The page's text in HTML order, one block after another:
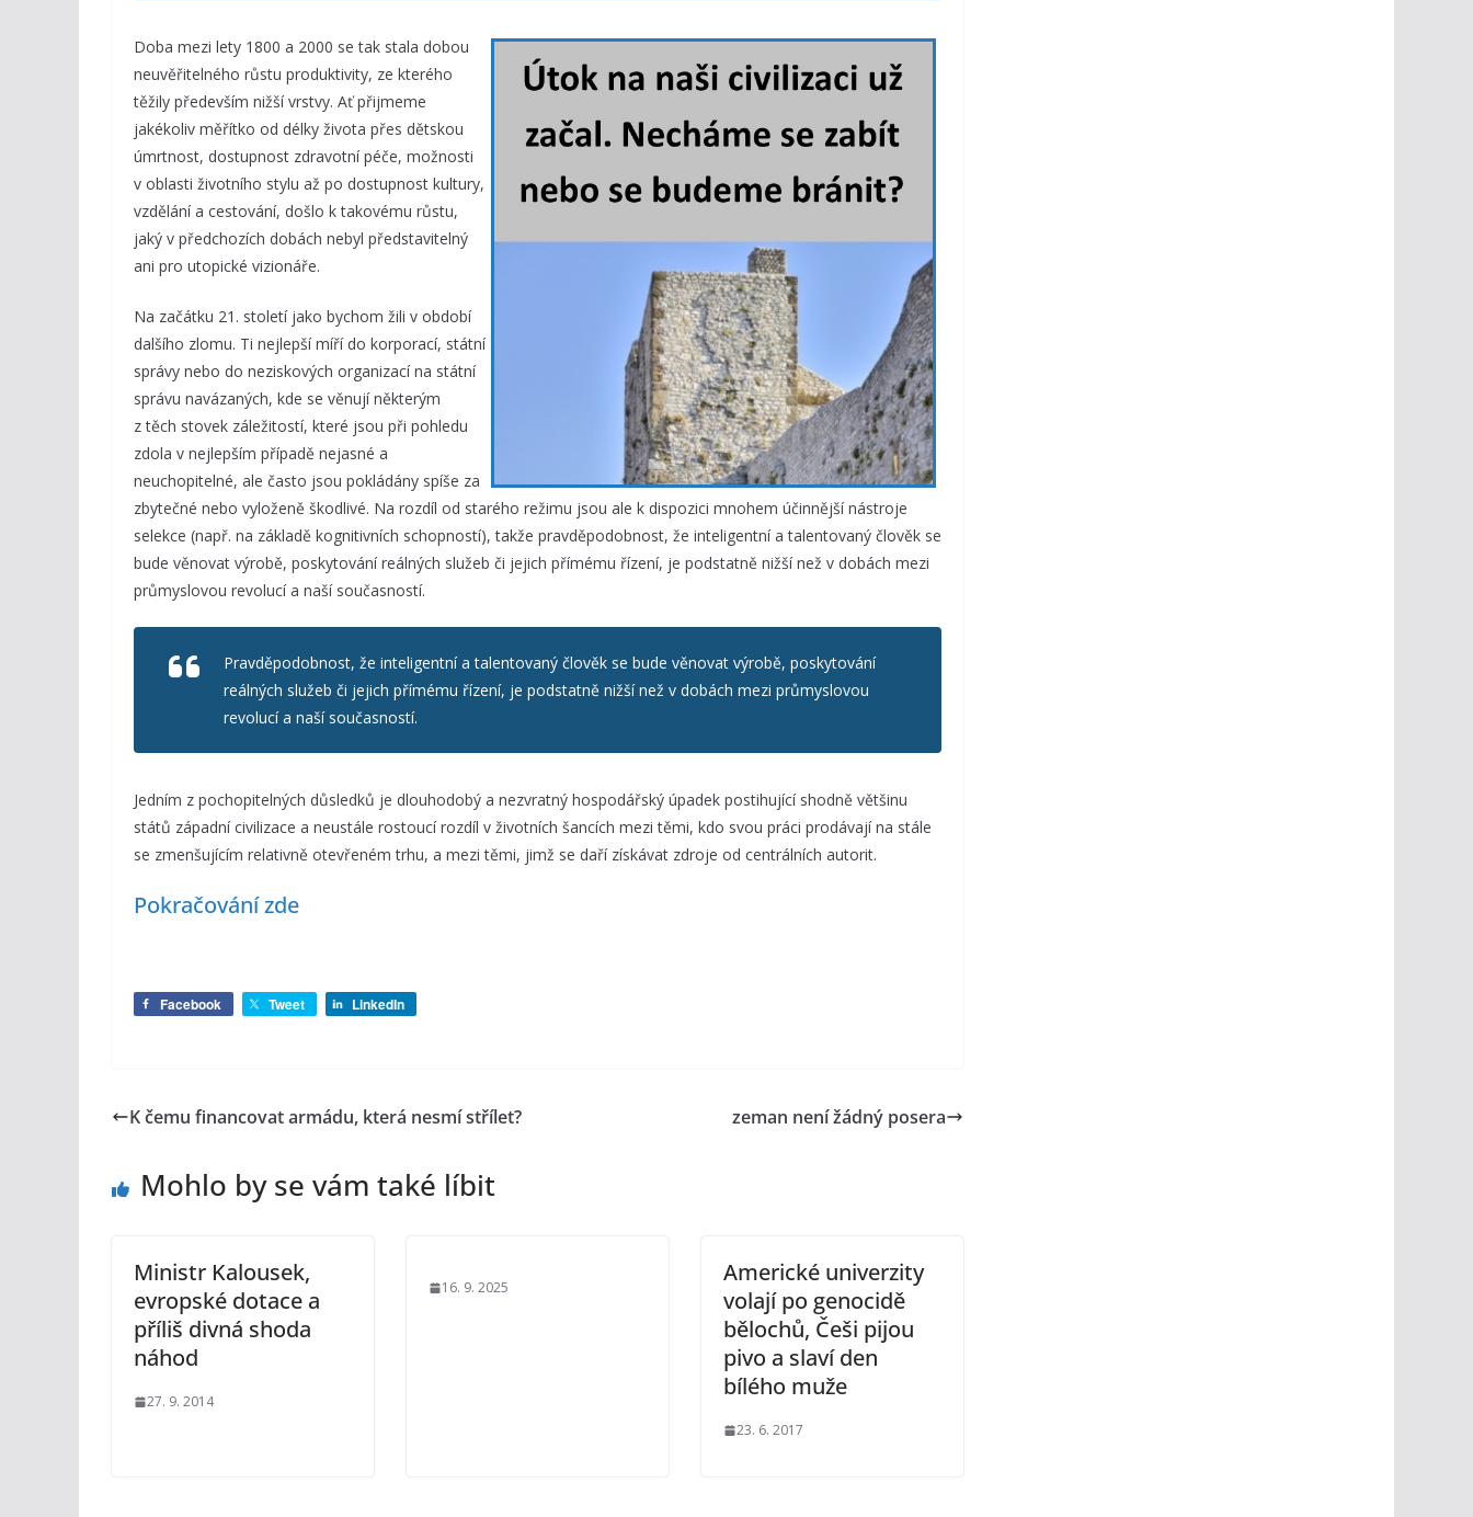
Doba mezi lety 1800 a 2000 se tak stala dobou
neuvěřitelného růstu produktivity, ze kterého
těžily především nižší vrstvy. Ať přijmeme
jakékoliv měřítko od délky života přes dětskou
úmrtnost, dostupnost zdravotní péče, možnosti
v oblasti životního stylu až po dostupnost kultury,
vzdělání a cestování, došlo k takovému růstu,
jaký v předchozích dobách nebyl představitelný
ani pro utopické vizionáře.
Na začátku 21. století jako bychom žili v období
dalšího zlomu. Ti nejlepší míří do korporací, státní
správy nebo do neziskových organizací na státní
správu navázaných, kde se věnují některým
z těch stovek záležitostí, které jsou při pohledu
zdola v nejlepším případě nejasné a
neuchopitelné, ale často jsou pokládány spíše za
zbytečné nebo vyloženě škodlivé. Na rozdíl od starého režimu jsou ale k dispozici mnohem účinnější nástroje
selekce (např. na základě kognitivních schopností), takže pravděpodobnost, že inteligentní a talentovaný člověk se
bude věnovat výrobě, poskytování reálných služeb či jejich přímému řízení, je podstatně nižší než v dobách mezi
průmyslovou revolucí a naší současností.
Pravděpodobnost, že inteligentní a talentovaný člověk se bude věnovat výrobě, poskytování
reálných služeb či jejich přímému řízení, je podstatně nižší než v dobách mezi průmyslovou
revolucí a naší současností.
Jedním z pochopitelných důsledků je dlouhodobý a nezvratný hospodářský úpadek postihující shodně většinu
států západní civilizace a neustále rostoucí rozdíl v životních šancích mezi těmi, kdo svou práci prodávají na stále
se zmenšujícím relativně otevřeném trhu, a mezi těmi, jimž se daří získávat zdroje od centrálních autorit.
Pokračování zde
Facebook Tweet LinkedIn
K čemu financovat armádu, která nesmí střílet? zeman není žádný posera
Mohlo by se vám také líbit
Ministr Kalousek,
evropské dotace a
příliš divná shoda
náhod
27. 9. 2014
16. 9. 2025
Americké univerzity
volají po genocidě
bělochů, Češi pijou
pivo a slaví den
bílého muže
23. 6. 2017